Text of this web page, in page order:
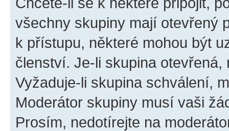
všechny skupiny mají otevřený
k přístupu, některé mohou být
členství. Je-li skupina
Vyžaduje-li skupina schválení,
Moderátor skupiny musí vaši
Prosím, nedotírejte na